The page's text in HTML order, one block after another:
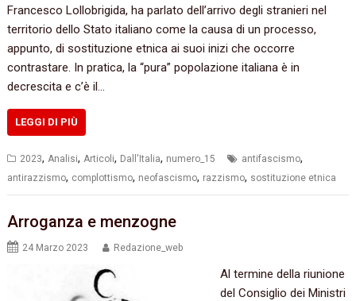
Francesco Lollobrigida, ha parlato dell’arrivo degli stranieri nel
territorio dello Stato italiano come la causa di un processo,
appunto, di sostituzione etnica ai suoi inizi che occorre
contrastare. In pratica, la “pura” popolazione italiana è in
decrescita e c’è il…
LEGGI DI PIÙ
2023,Analisi,Articoli, Dall'Italia, numero_15 antifascismo,
antirazzismo, complottismo, neofascismo, razzismo, sostituzione etnica
Arroganza e menzogne
24 Marzo 2023 Redazione_web
Al termine della riunione
del Consiglio dei Ministri